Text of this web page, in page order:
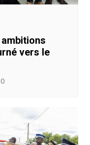
ambitions
vers le
0